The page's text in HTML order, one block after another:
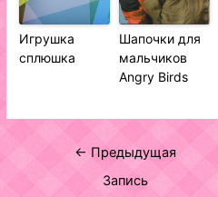
Игрушка
сплюшка
Шапочки для
мальчиков
Angry Birds
Навигация
← Предыдущая
Запись